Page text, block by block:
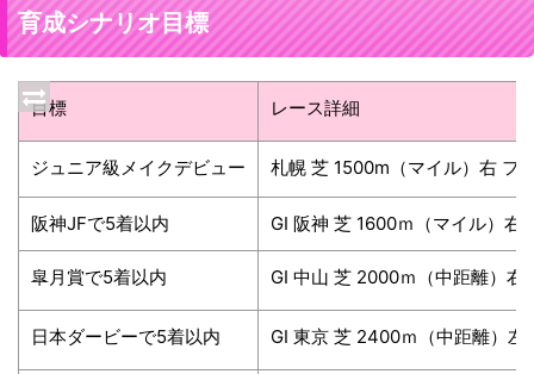
育成シナリオ目標
目標 レース詳細
ジュニア級メイクデビュー 札幌 芝 1500m（マイル）右 フ
阪神JFで5着以内 GⅠ 阪神 芝 1600ｍ（マイル）右
皐月賞で5着以内 GⅠ 中山 芝 2000ｍ（中距離）右
日本ダービーで5着以内 GⅠ 東京 芝 2400ｍ（中距離）左